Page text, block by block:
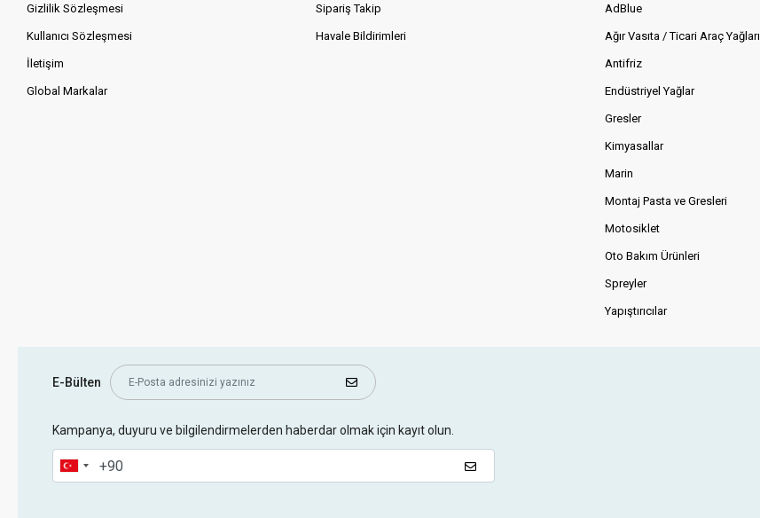
Gizlilik Sözleşmesi
Kullanıcı Sözleşmesi
İletişim
Global Markalar
Sipariş Takip
Havale Bildirimleri
AdBlue
Ağır Vasıta / Ticari Araç Yağları
Antifriz
Endüstriyel Yağlar
Gresler
Kimyasallar
Marin
Montaj Pasta ve Gresleri
Motosiklet
Oto Bakım Ürünleri
Spreyler
Yapıştırıcılar
E-Bülten
Kampanya, duyuru ve bilgilendirmelerden haberdar olmak için kayıt olun.